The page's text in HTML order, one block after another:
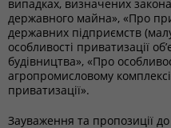
випадках, визначених
державного майна», «Про
державних підприємств
особливості приватизації
будівництва», «Про
агропромисловому
приватизації».
Зауваження та пропозиції